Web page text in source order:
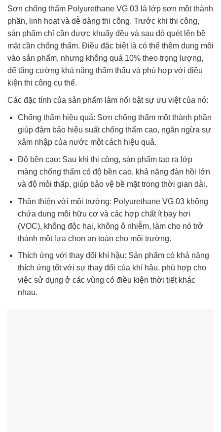
Sơn chống thấm Polyurethane VG 03 là lớp sơn một thành
phần, linh hoạt và dễ dàng thi công. Trước khi thi công,
sản phẩm chỉ cần được khuấy đều và sau đó quét lên bề
mặt cần chống thấm. Điều đặc biệt là có thể thêm dung môi
vào sản phẩm, nhưng không quá 10% theo trọng lượng,
để tăng cường khả năng thẩm thấu và phù hợp với điều
kiện thi công cụ thể.
Các đặc tính của sản phẩm làm nổi bật sự ưu việt của nó:
Chống thấm hiệu quả: Sơn chống thấm một thành phần
giúp đảm bảo hiệu suất chống thấm cao, ngăn ngừa sự
xâm nhập của nước một cách hiệu quả.
Độ bền cao: Sau khi thi công, sản phẩm tạo ra lớp
màng chống thấm có độ bền cao, khả năng đàn hồi lớn
và độ mỏi thấp, giúp bảo vệ bề mặt trong thời gian dài.
Thân thiện với môi trường: Polyurethane VG 03 không
chứa dung môi hữu cơ và các hợp chất ít bay hơi
(VOC), không độc hại, không ô nhiễm, làm cho nó trở
thành một lựa chọn an toàn cho môi trường.
Thích ứng với thay đổi khí hậu: Sản phẩm có khả năng
thích ứng tốt với sự thay đổi của khí hậu, phù hợp cho
việc sử dụng ở các vùng có điều kiện thời tiết khác
nhau.